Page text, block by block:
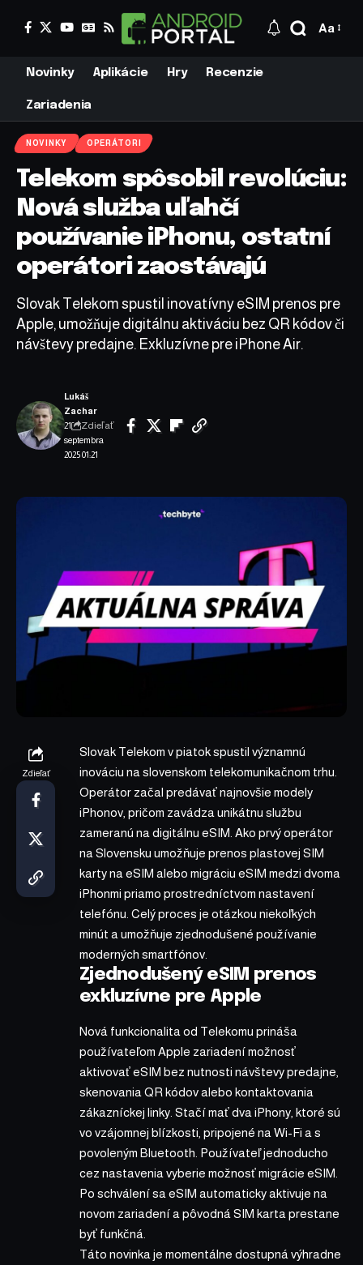
Aa
Novinky Aplikácie Hry Recenzie
Zariadenia
NOVINKY OPERÁTORI
Telekom spôsobil revolúciu:
Nová služba uľahčí
používanie iPhonu, ostatní
operátori zaostávajú
Slovak Telekom spustil inovatívny eSIM prenos pre
Apple, umožňuje digitálnu aktiváciu bez QR kódov či
návštevy predajne. Exkluzívne pre iPhone Air.
21.
septembra
2025 01:21
Lukáš
Zachar
Zdieľať
Zdieľať
Slovak Telekom v piatok spustil významnú
inováciu na slovenskom telekomunikačnom trhu.
Operátor začal predávať najnovšie modely
iPhonov, pričom zavádza unikátnu službu
zameranú na digitálnu eSIM. Ako prvý operátor
na Slovensku umožňuje prenos plastovej SIM
karty na eSIM alebo migráciu eSIM medzi dvoma
iPhonmi priamo prostredníctvom nastavení
telefónu. Celý proces je otázkou niekoľkých
minút a umožňuje zjednodušené používanie
moderných smartfónov.
Zjednodušený eSIM prenos
exkluzívne pre Apple
Nová funkcionalita od Telekomu prináša
používateľom Apple zariadení možnosť
aktivovať eSIM bez nutnosti návštevy predajne,
skenovania QR kódov alebo kontaktovania
zákazníckej linky. Stačí mať dva iPhony, ktoré sú
vo vzájomnej blízkosti, pripojené na Wi-Fi a s
povoleným Bluetooth. Používateľ jednoducho
cez nastavenia vyberie možnosť migrácie eSIM.
Po schválení sa eSIM automaticky aktivuje na
novom zariadení a pôvodná SIM karta prestane
byť funkčná.
Táto novinka je momentálne dostupná výhradne